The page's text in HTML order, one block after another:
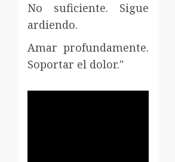
No suficiente. Sigue
ardiendo.
Amar profundamente.
Soportar el dolor."